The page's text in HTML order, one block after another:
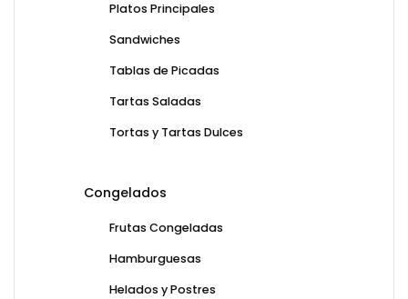
Platos Principales
Sandwiches
Tablas de Picadas
Tartas Saladas
Tortas y Tartas Dulces
Congelados
Frutas Congeladas
Hamburguesas
Helados y Postres